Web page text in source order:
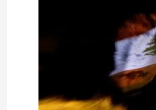
В Египте